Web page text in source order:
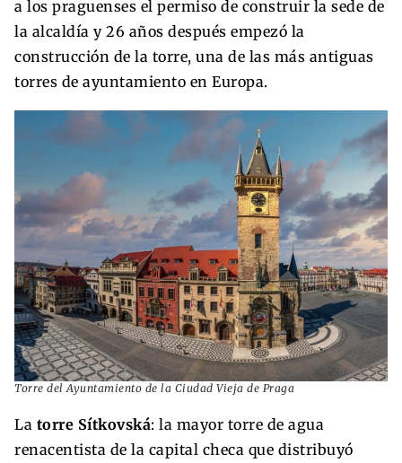
a los praguenses el permiso de construir la sede de
la alcaldía y 26 años después empezó la
construcción de la torre, una de las más antiguas
torres de ayuntamiento en Europa.
Torre del Ayuntamiento de la Ciudad Vieja de Praga
La torre Sítkovská: la mayor torre de agua
renacentista de la capital checa que distribuyó